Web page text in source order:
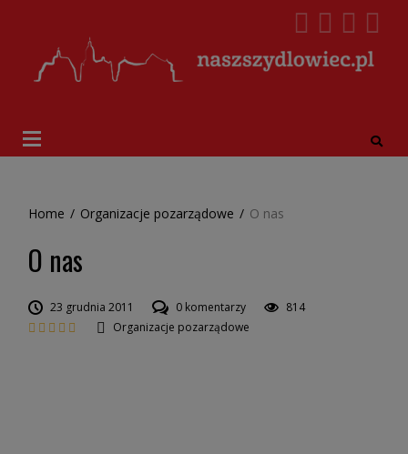
Home / Organizacje pozarządowe / O nas
O nas
23 grudnia 2011 0 komentarzy
814
Organizacje pozarządowe